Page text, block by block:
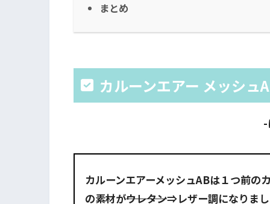
まとめ
カルーンエアー メッシュ
-
カルーンエアーメッシュABは１つ前の
の素材がウレタン⇒レザー調になりま